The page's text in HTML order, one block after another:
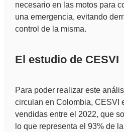
necesario en las motos para
una emergencia, evitando
control de la misma.
El estudio de CESVI
Para poder realizar este
circulan en Colombia, CESVI
vendidas entre el 2022, que
lo que representa el 93% de